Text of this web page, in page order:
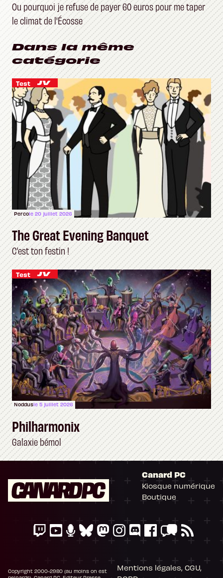
Ou pourquoi je refuse de payer 60 euros pour me taper
le climat de l'Écosse
Dans la même
catégorie
Test
Percole 20 juillet 2026
The Great Evening Banquet
C’est ton festin !
Test
Noddusle 5 juillet 2026
Philharmonix
Galaxie bémol
Canard PC
Kiosque numérique
Boutique
Copyright 2000-2980 (au moins on est
Mentions légales, CGU,